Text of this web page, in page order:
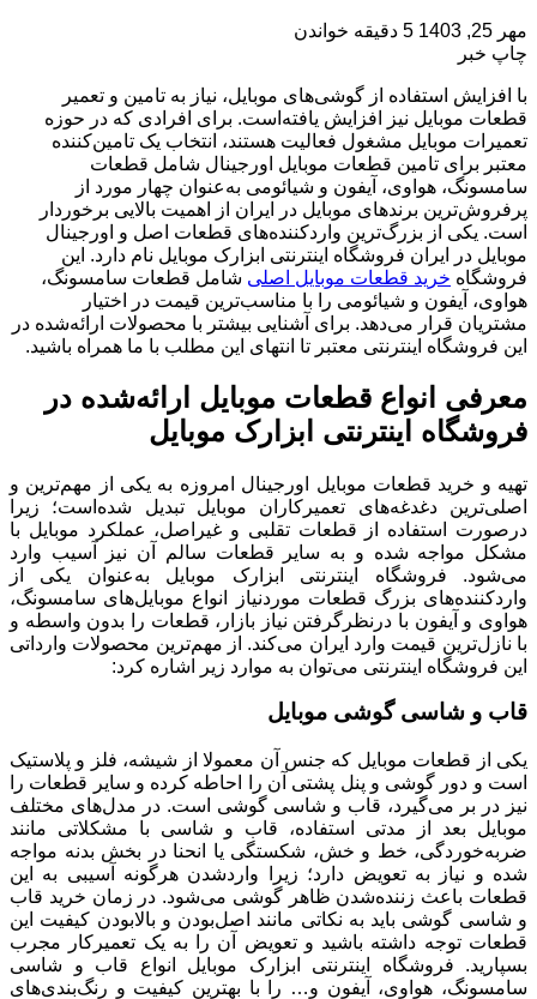
مهر 25, 1403
5 دقیقه خواندن
چاپ خبر
با افزایش استفاده از گوشی‌های موبایل، نیاز به تامین و تعمیر
قطعات موبایل نیز افزایش یافته‌است. برای افرادی که در حوزه
تعمیرات موبایل مشغول فعالیت هستند، انتخاب یک تامین‌کننده
معتبر برای تامین قطعات موبایل اورجینال شامل قطعات
سامسونگ، هواوی، آیفون و شیائومی به‌عنوان چهار مورد از
پرفروش‌ترین برندهای موبایل در ایران از اهمیت بالایی برخوردار
است. یکی از بزرگ‌ترین واردکننده‌های قطعات اصل و اورجینال
موبایل در ایران فروشگاه اینترنتی ابزارک موبایل نام دارد. این
فروشگاه خرید قطعات موبایل‌ اصلی شامل قطعات سامسونگ،
هواوی، آیفون و شیائومی را با مناسب‌ترین قیمت در اختیار
مشتریان قرار می‌دهد. برای آشنایی بیشتر با محصولات ارائه‌شده در
این فروشگاه اینترنتی معتبر تا انتهای این مطلب با ما همراه باشید.
معرفی انواع قطعات موبایل ارائه‌شده در
فروشگاه اینترنتی ابزارک موبایل
تهیه و خرید قطعات موبایل اورجینال امروزه به یکی از مهم‌ترین و
اصلی‌ترین دغدغه‌های تعمیرکاران موبایل تبدیل شده‌است؛ زیرا
درصورت استفاده از قطعات تقلبی و غیراصل، عملکرد موبایل با
مشکل مواجه شده و به سایر قطعات سالم آن نیز آسیب وارد
می‌شود. فروشگاه اینترنتی ابزارک موبایل به‌عنوان یکی از
واردکننده‌های بزرگ قطعات موردنیاز انواع موبایل‌های سامسونگ،
هواوی و آیفون با درنظرگرفتن نیاز بازار، قطعات را بدون واسطه و
با نازل‌ترین قیمت وارد ایران می‌کند. از مهم‌ترین محصولات وارداتی
این فروشگاه اینترنتی می‌توان به موارد زیر اشاره کرد:
قاب و شاسی گوشی موبایل
یکی از قطعات موبایل که جنس آن معمولا از شیشه، فلز و پلاستیک
است و دور گوشی و پنل پشتی آن را احاطه کرده و سایر قطعات را
نیز در بر می‌گیرد، قاب و شاسی گوشی است. در مدل‌های مختلف
موبایل بعد از مدتی استفاده، قاب و شاسی با مشکلاتی مانند
ضربه‌خوردگی، خط و خش، شکستگی یا انحنا در بخش بدنه مواجه
شده و نیاز به تعویض دارد؛ زیرا واردشدن هرگونه آسیبی به این
قطعات باعث زننده‌شدن ظاهر گوشی می‌شود. در زمان خرید قاب
و شاسی گوشی باید به نکاتی مانند اصل‌بودن و بالابودن کیفیت این
قطعات توجه داشته باشید و تعویض آن را به یک تعمیرکار مجرب
بسپارید. فروشگاه اینترنتی ابزارک موبایل انواع قاب و شاسی
سامسونگ، هواوی، آیفون و… را با بهترین کیفیت و رنگ‌بندی‌های